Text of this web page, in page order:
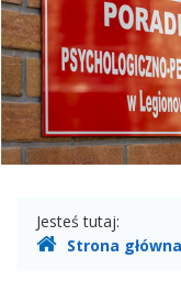
Poradnia
w
Gdzie
jesteśmy
Jesteś tutaj:
Strona główna